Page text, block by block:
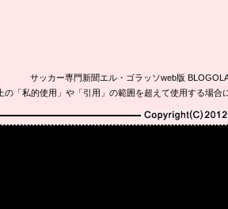
サッカー専門新聞エル・ゴラッソweb版
の「私的使用」や「引用」の範囲を超えて使用する場
Copyright(C)2010-